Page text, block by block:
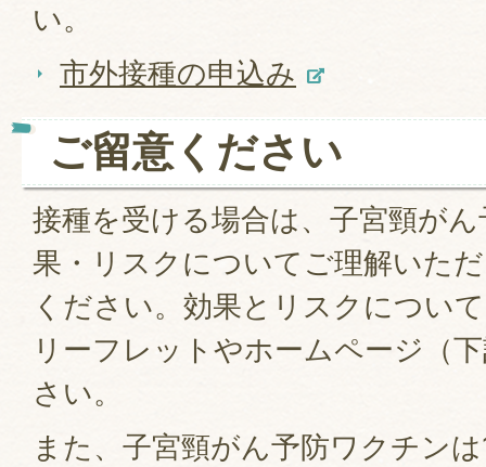
い。
市外接種の申込み
ご留意ください
接種を受ける場合は、子宮頸が
果・リスクについてご理解いた
ください。効果とリスクについ
リーフレットやホームページ（
さい。
また、子宮頸がん予防ワクチン